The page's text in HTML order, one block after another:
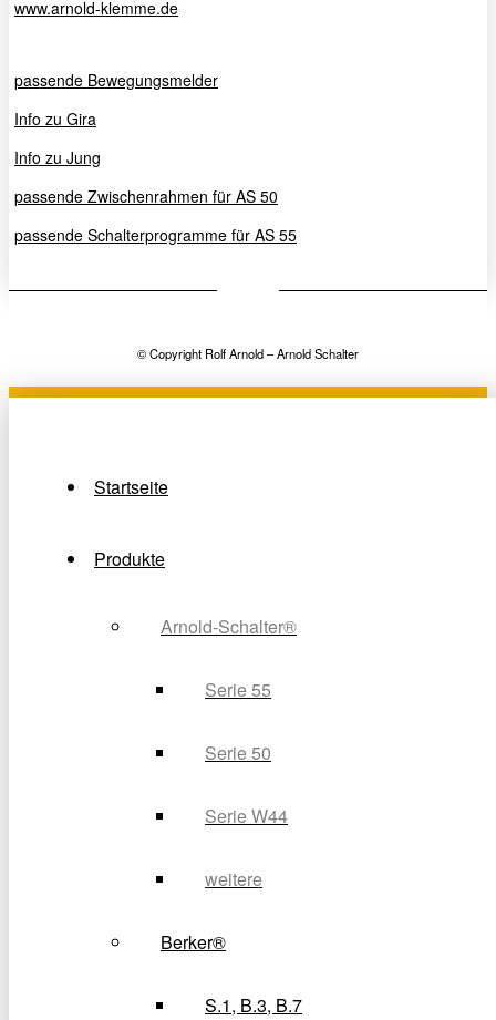
www.arnold-klemme.de
passende Bewegungsmelder
Info zu Gira
Info zu Jung
passende Zwischenrahmen für AS 50
passende Schalterprogramme für AS 55
© Copyright Rolf Arnold – Arnold Schalter
Startseite
Produkte
Arnold-Schalter®
Serie 55
Serie 50
Serie W44
weitere
Berker®
S.1, B.3, B.7